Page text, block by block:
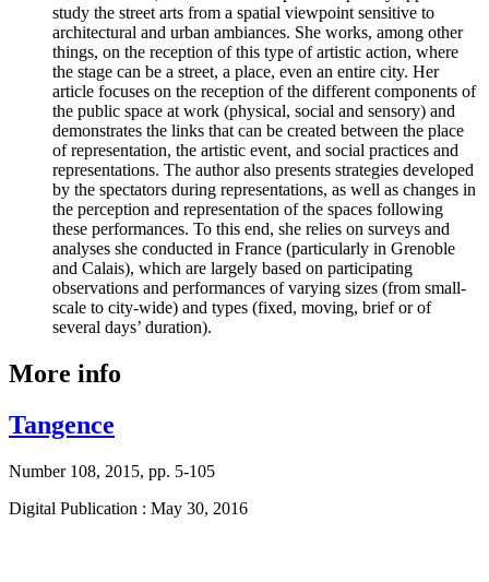
study the street arts from a spatial viewpoint sensitive to
architectural and urban ambiances. She works, among other
things, on the reception of this type of artistic action, where
the stage can be a street, a place, even an entire city. Her
article focuses on the reception of the different components of
the public space at work (physical, social and sensory) and
demonstrates the links that can be created between the place
of representation, the artistic event, and social practices and
representations. The author also presents strategies developed
by the spectators during representations, as well as changes in
the perception and representation of the spaces following
these performances. To this end, she relies on surveys and
analyses she conducted in France (particularly in Grenoble
and Calais), which are largely based on participating
observations and performances of varying sizes (from small-
scale to city-wide) and types (fixed, moving, brief or of
several days’ duration).
More info
Tangence
Number 108, 2015, pp. 5-105
Digital Publication : May 30, 2016